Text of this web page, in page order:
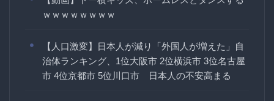
ｗｗｗｗｗｗｗｗ
【人口激変】日本人が減り「外国人が増えた」自
治体ランキング、1位大阪市 2位横浜市 3位名古屋
市 4位京都市 5位川口市 日本人の不安高まる